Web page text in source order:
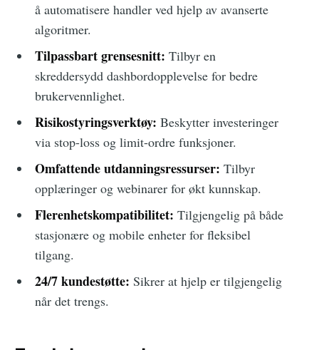
å automatisere handler ved hjelp av avanserte
algoritmer.
Tilpassbart grensesnitt: Tilbyr en
skreddersydd dashbordopplevelse for bedre
brukervennlighet.
Risikostyringsverktøy: Beskytter investeringer
via stop-loss og limit-ordre funksjoner.
Omfattende utdanningsressurser: Tilbyr
opplæringer og webinarer for økt kunnskap.
Flerenhetskompatibilitet: Tilgjengelig på både
stasjonære og mobile enheter for fleksibel
tilgang.
24/7 kundestøtte: Sikrer at hjelp er tilgjengelig
når det trengs.